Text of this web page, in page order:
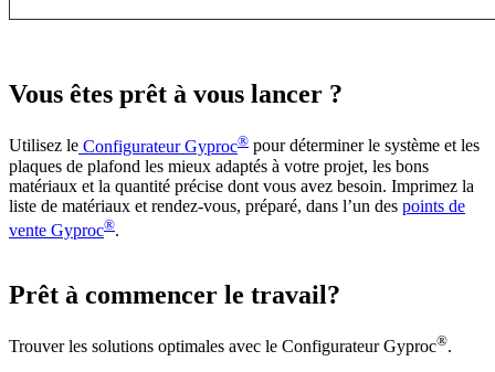
Vous êtes prêt à vous lancer ?
Utilisez le Configurateur Gyproc® pour déterminer le système et les
plaques de plafond les mieux adaptés à votre projet, les bons
matériaux et la quantité précise dont vous avez besoin. Imprimez la
liste de matériaux et rendez-vous, préparé, dans l’un des points de
vente Gyproc®.
Prêt à commencer le travail?
Trouver les solutions optimales avec le Configurateur Gyproc®.